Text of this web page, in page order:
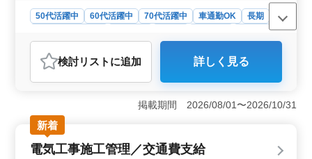
50代活躍中 60代活躍中 70代活躍中 車通勤OK
長期
派遣社員
おすすめポイント
＜無理なく働ける環境＞ 日曜日・祝日に加え、第2・第
4土曜日が休みで、夏季休暇・年末年始休暇もあります。
メリハリをつけて働ける環境です。残業は少なめで、無
理のない働き方が可能です。 ＜経験を活かせる建築
施工管理業務＞ 建築現場の監督として、建材の手配や
図面チェック、現場写真撮影、官庁への提出書類作成を
検討リスト に追加 詳しく見る
掲載期間 2026/08/01〜2026/10/31
新着
電気工事施工管理／交通費支給